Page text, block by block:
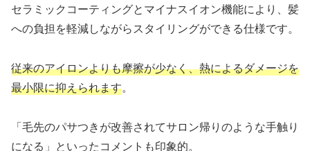
セラミックコーティングとマイナスイオン機能により、髪
への負担を軽減しながらスタイリングができる仕様です。
従来のアイロンよりも摩擦が少なく、熱によるダメージを
最小限に抑えられます。
「毛先のパサつきが改善されてサロン帰りのような手触り
になる」といったコメントも印象的。